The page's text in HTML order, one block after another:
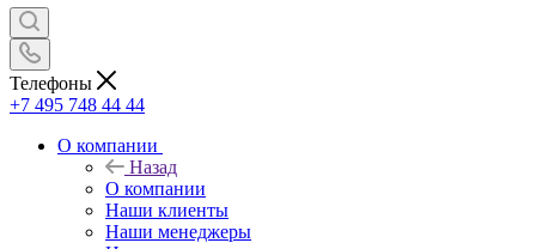
Телефоны
+7 495 748 44 44
О компании
Назад
О компании
Наши клиенты
Наши менеджеры